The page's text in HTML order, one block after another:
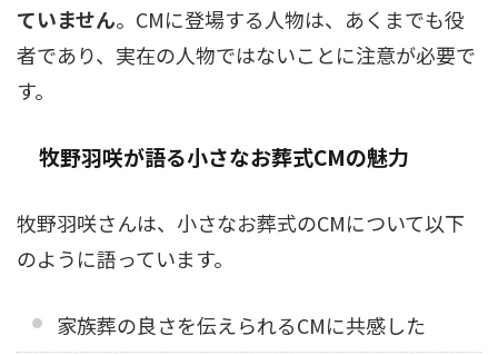
ていません。CMに登場する人物は、あくまでも役
者であり、実在の人物ではないことに注意が必要で
す。
牧野羽咲が語る小さなお葬式CMの魅力
牧野羽咲さんは、小さなお葬式のCMについて以下
のように語っています。
家族葬の良さを伝えられるCMに共感した